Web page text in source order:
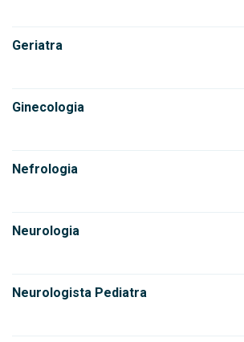
Geriatra
Ginecologia
Nefrologia
Neurologia
Neurologista Pediatra